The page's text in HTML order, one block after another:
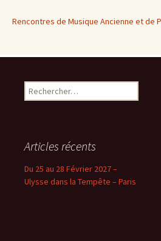
Rencontres de Musique Ancienne et de
Rechercher :
Articles récents
Du 25 au 28 Février 2027 –
Ulysse dans la Tempête – Paris